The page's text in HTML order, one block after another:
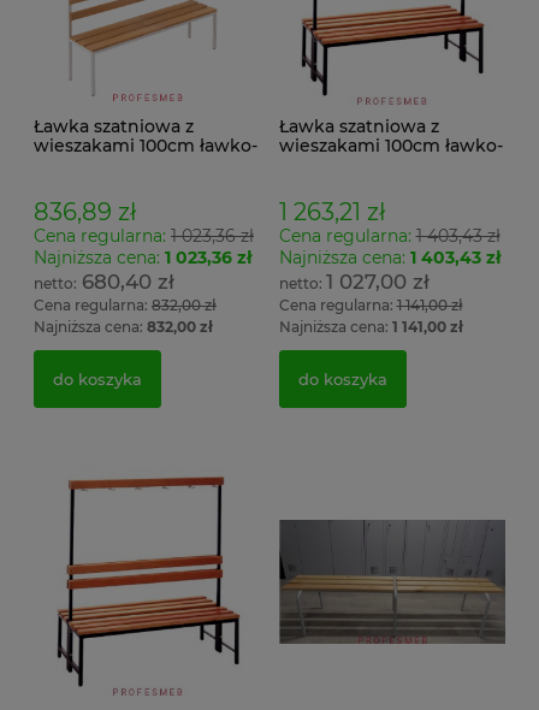
Ławka szatniowa z
wieszakami 100cm ławko-
836,89 zł
Cena regularna: 1 023,36 zł
Najniższa cena: 1 023,36 zł
680,40 zł
Cena regularna: 832,00 zł
Najniższa cena: 832,00 zł
do koszyka
Ławka szatniowa z
wieszakami 100cm ławko-
1 263,21 zł
Cena regularna:1 403,43 zł
Najniższa cena: 1 403,43 zł
1 027,00 zł
Cena regularna:1 141,00 zł
Najniższa cena: 1 141,00 zł
do koszyka